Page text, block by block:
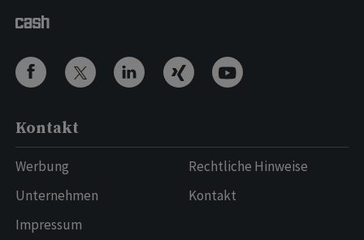
Kontakt
Werbung
Unternehmen
Impressum
Rechtliche Hinweise
Kontakt